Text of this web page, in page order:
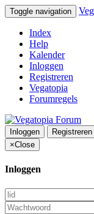
Toggle navigation
Index
Help
Kalender
Inloggen
Registreren
Vegatopia
Forumregels
Inloggen
Registreren
×Close
Inloggen